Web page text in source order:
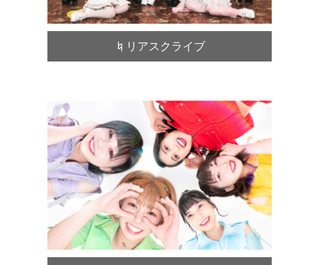
♮リアスクライブ